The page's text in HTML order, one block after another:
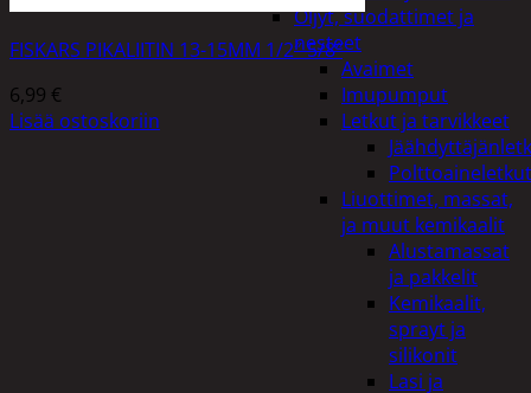
Öljyt, suodattimet ja
nesteet
Avaimet
Imupumput
Letkut ja tarvikkeet
Polttoaineletkut
Liuottimet, massat,
ja muut kemikaalit
Alustamassat
ja pakkelit
Kemikaalit,
sprayt ja
silikonit
Lasi ja
FISKARS PIKALIITIN 13-15MM 1/2″-5/8″
6,99 €
Lisää ostoskoriin